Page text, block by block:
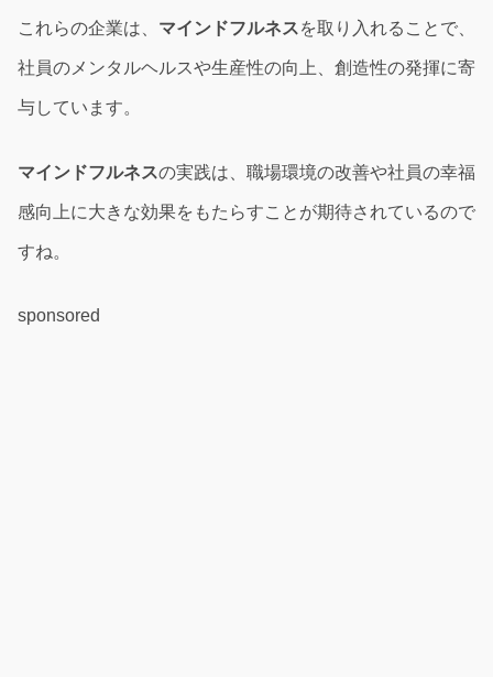
これらの企業は、 マインドフルネスを取り入れることで、
社員のメンタルヘルスや生産性の向上、創造性の発揮に寄
与しています。
マインドフルネスの実践は、職場環境の改善や社員の幸福
感向上に大きな効果をもたらすことが期待されているので
すね。
sponsored